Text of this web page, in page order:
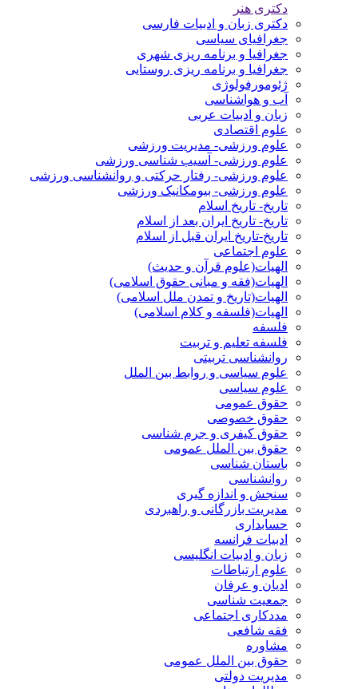
دکتری هنر
دکتری زبان و ادبیات فارسی
جغرافیای سیاسی
جغرافیا و برنامه ریزی شهری
جغرافیا و برنامه ریزی روستایی
ژئومورفولوژی
آب و هواشناسی
زبان و ادبیات عربی
علوم اقتصادی
علوم ورزشی- مدیریت ورزشی
علوم ورزشی- آسیب شناسی ورزشی
علوم ورزشی- رفتار حرکتی و روانشناسی ورزشی
علوم ورزشی- بیومکانیک ورزشی
تاریخ- تاریخ اسلام
تاریخ- تاریخ ایران بعد از اسلام
تاریخ-تاریخ ایران قبل از اسلام
علوم اجتماعی
الهیات(علوم قرآن و حدیث)
الهیات(فقه و مبانی حقوق اسلامی)
الهیات(تاریخ و تمدن ملل اسلامی)
الهیات(فلسفه و کلام اسلامی)
فلسفه
فلسفه تعلیم و تربیت
روانشناسی تربیتی
علوم سیاسی و روابط بین الملل
علوم سیاسی
حقوق عمومی
حقوق خصوصی
حقوق کیفری و جرم شناسی
حقوق بین الملل عمومی
باستان شناسی
روانشناسی
سنجش و اندازه گیری
مدیریت بازرگانی و راهبردی
حسابداری
ادبیات فرانسه
زبان و ادبیات انگلیسی
علوم ارتباطات
ادیان و عرفان
جمعیت شناسی
مددکاری اجتماعی
فقه شافعی
مشاوره
حقوق بین الملل عمومی
مدیریت دولتی